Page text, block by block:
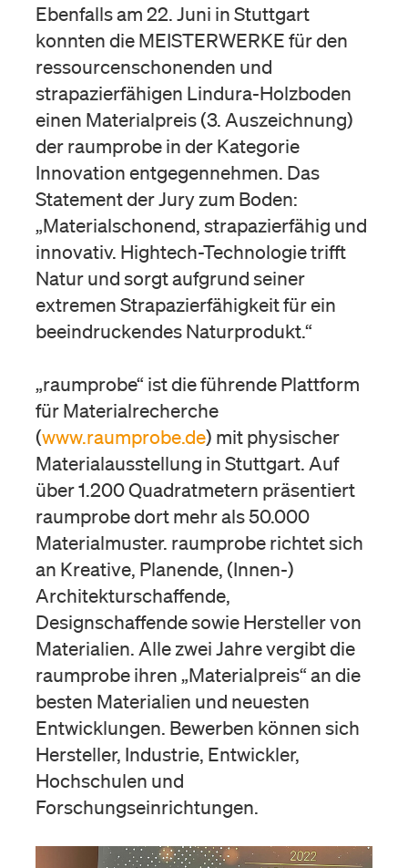
Ebenfalls am 22. Juni in Stuttgart
konnten die MEISTERWERKE für den
ressourcenschonenden und
strapazierfähigen Lindura-Holzboden
einen Materialpreis (3. Auszeichnung)
der raumprobe in der Kategorie
Innovation entgegennehmen. Das
Statement der Jury zum Boden:
„Materialschonend, strapazierfähig und
innovativ. Hightech-Technologie trifft
Natur und sorgt aufgrund seiner
extremen Strapazierfähigkeit für ein
beeindruckendes Naturprodukt.“
„raumprobe“ ist die führende Plattform
für Materialrecherche
(www.raumprobe.de) mit physischer
Materialausstellung in Stuttgart. Auf
über 1.200 Quadratmetern präsentiert
raumprobe dort mehr als 50.000
Materialmuster. raumprobe richtet sich
an Kreative, Planende, (Innen-)
Architekturschaffende,
Designschaffende sowie Hersteller von
Materialien. Alle zwei Jahre vergibt die
raumprobe ihren „Materialpreis“ an die
besten Materialien und neuesten
Entwicklungen. Bewerben können sich
Hersteller, Industrie, Entwickler,
Hochschulen und
Forschungseinrichtungen.